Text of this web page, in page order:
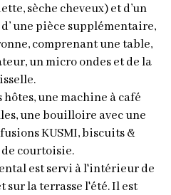
sèche cheveux) et d’un
d’ une pièce supplémentaire,
comprenant une table,
un micro ondes et de la
une machine à café
une bouilloire avec une
KUSMI, biscuits &
courtoisie.
est servi à l'intérieur de
sur la terrasse l'été. Il est